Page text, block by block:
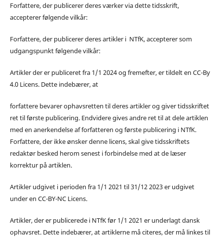
Forfattere, der publicerer deres værker via dette tidsskrift,
accepterer følgende vilkår:
Forfattere, der publicerer deres artikler i NTfK, accepterer som
udgangspunkt følgende vilkår:
Artikler der er publiceret fra 1/1 2024 og fremefter, er tildelt en CC-By
4.0 Licens. Dette indebærer, at
forfattere bevarer ophavsretten til deres artikler og giver tidsskriftet
ret til første publicering. Endvidere gives andre ret til at dele artiklen
med en anerkendelse af forfatteren og første publicering i NTfK.
Forfattere, der ikke ønsker denne licens, skal give tidsskriftets
redaktør besked herom senest i forbindelse med at de læser
korrektur på artiklen.
Artikler udgivet i perioden fra 1/1 2021 til 31/12 2023 er udgivet
under en CC-BY-NC Licens.
Artikler, der er publicerede i NTfK før 1/1 2021 er underlagt dansk
ophavsret. Dette indebærer, at artiklerne må citeres, der må linkes til